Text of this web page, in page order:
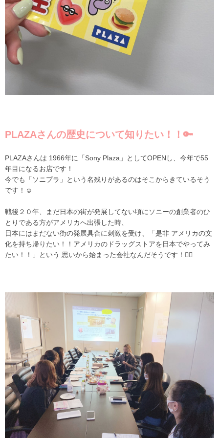
PLAZAさんの歴史について知りたい！！🔑
PLAZAさんは 1966年に「Sony Plaza」としてOPENし、今年で55
年目になるお店です！
今でも「ソニプラ」という名残りがあるのはそこからきているそう
です！☺️
戦後２０年、まだ日本の街が発展してない頃にソニーの創業者のひ
とりである方がアメリカへ出張した時、
日本にはまだない街の発展具合に刺激を受け、「是非 アメリカの文
化を持ち帰りたい！！アメリカのドラッグストアを日本でやってみ
たい！！」という 思いから始まった会社なんだそうです！👂🏻